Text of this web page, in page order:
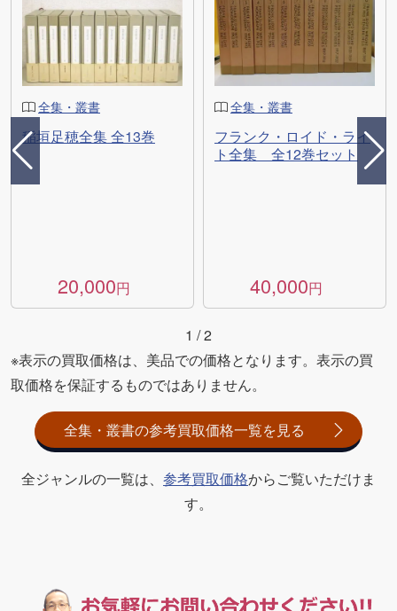
全集・叢書
稲垣足穂全集 全13巻
20,000円
全集・叢書
フランク・ロイド・ライ
ト全集 全12巻セット
40,000円
1 /2
※表示の買取価格は、美品での価格となります。表示の買
取価格を保証するものではありません。
全集・叢書の参考買取価格一覧を見る
全ジャンルの一覧は、 参考買取価格からご覧いただけま
す。